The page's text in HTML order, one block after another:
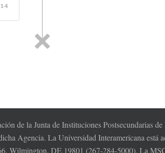
de la Junta de Instituciones Postsecundarias
Agencia. La Universidad Interamericana está
Wilmington, DE 19801 (267-284-5000). La